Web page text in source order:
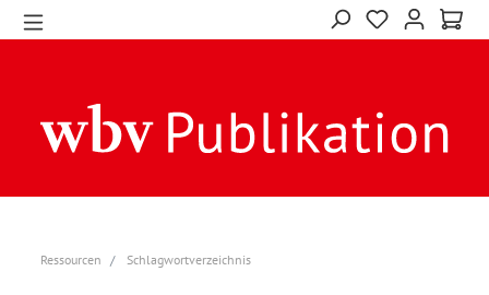
Ressourcen Schlagwortverzeichnis